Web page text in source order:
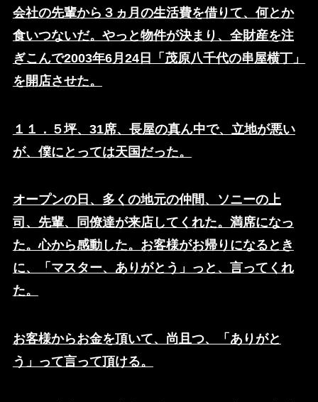
会社の先輩から３ヵ月の生活費を借りて、何とか
食いつないだ。やっと物件が決まり、全財産を注
ぎこんで2003年6月24日「茂原八千代の串屋横丁」
を開店させた。
１１．５坪、31席、長屋の真ん中で、立地が悪い
が、僕にとっては天国だった。
オープンの日、多くの地元の仲間、ソニーの上
司、先輩、同僚達が来店してくれた。満席になっ
た。心から感動した。お客様がお帰りになるとき
に、「マスター、ありがとう」っと、言ってくれ
た。
お客様からお金を頂いて、尚且つ、「ありがと
う」って言って頂ける。